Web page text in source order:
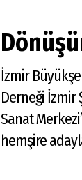
İzmir
Derneği İzmir
Sanat
hemşire